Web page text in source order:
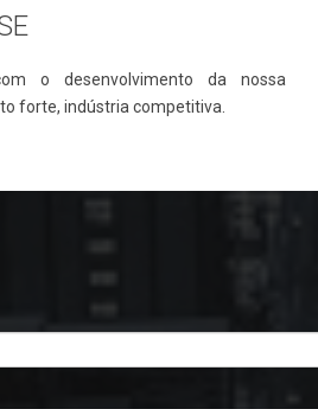
o desenvolvimento da nossa
forte, indústria competitiva.